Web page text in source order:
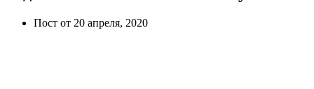
Пост от 20 апреля, 2020